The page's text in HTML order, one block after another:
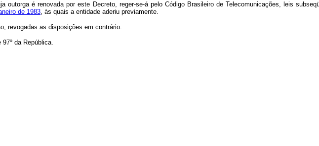
outorga é renovada por este Decreto, reger-se-á pelo Código Brasileiro de Telecomunicações, leis
de 1983, às quais a entidade aderiu previamente.
revogadas as disposições em contrário.
da República.